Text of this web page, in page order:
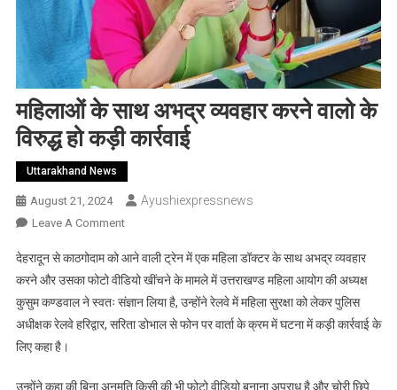
महिलाओं के साथ अभद्र व्यवहार करने वालो के
विरुद्ध हो कड़ी कार्रवाई
Uttarakhand News
August 21, 2024 Ayushiexpressnews
Leave A CommentOn
के
साथ
अभद्र
व्यवहार
के
देहरादून से काठगोदाम को आने वाली ट्रेन में एक महिला डॉक्टर के साथ अभद्र व्यवहार
करने और उसका फोटो वीडियो खींचने के मामले में उत्तराखण्ड महिला आयोग की अध्यक्ष
कुसुम कण्डवाल ने स्वतः संज्ञान लिया है, उन्होंने रेलवे में महिला सुरक्षा को लेकर पुलिस
अधीक्षक रेलवे हरिद्वार, सरिता डोभाल से फोन पर वार्ता के क्रम में घटना में कड़ी कार्रवाई के
लिए कहा है।
उन्होंने कहा की बिना अनुमति किसी की भी फोटो वीडियो बनाना अपराध है और चोरी छिपे